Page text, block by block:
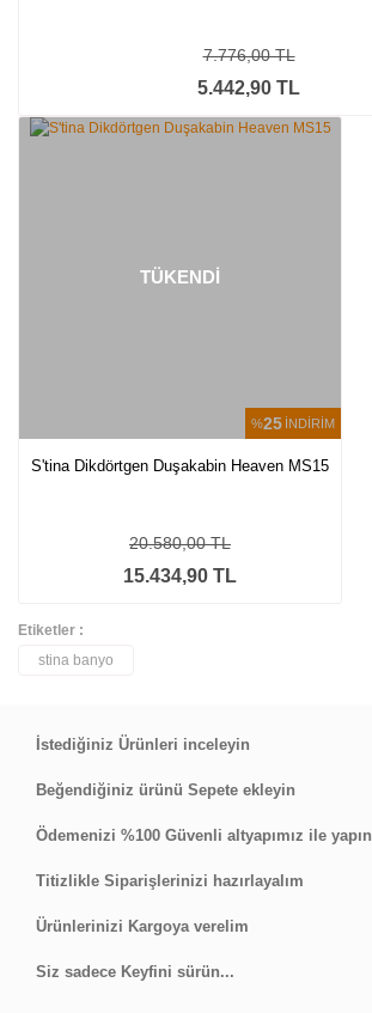
5.442,90 TL
7.776,00 TL
%25 İNDİRİM
TÜKENDİ
S'tina Dikdörtgen Duşakabin Heaven MS15
15.434,90 TL
20.580,00 TL
Etiketler :
stina banyo
İstediğiniz Ürünleri inceleyin
Beğendiğiniz ürünü Sepete ekleyin
Ödemenizi %100 Güvenli altyapımız ile yapın
Titizlikle Siparişlerinizi hazırlayalım
Ürünlerinizi Kargoya verelim
Siz sadece Keyfini sürün...